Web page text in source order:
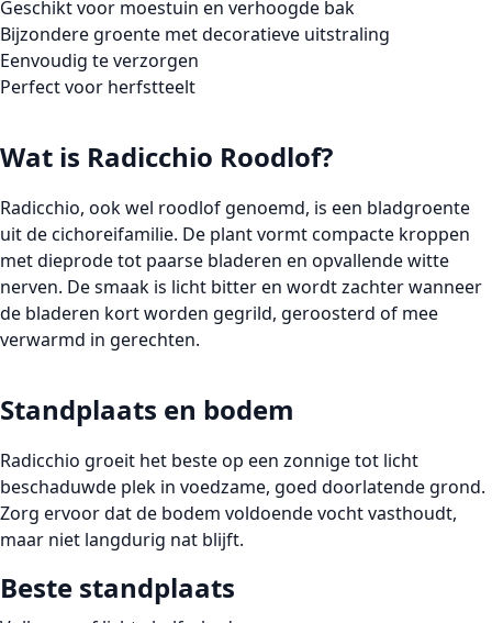
Geschikt voor moestuin en verhoogde bak
Bijzondere groente met decoratieve uitstraling
Eenvoudig te verzorgen
Perfect voor herfstteelt
Wat is Radicchio Roodlof?
Radicchio, ook wel roodlof genoemd, is een bladgroente
uit de cichoreifamilie. De plant vormt compacte kroppen
met dieprode tot paarse bladeren en opvallende witte
nerven. De smaak is licht bitter en wordt zachter wanneer
de bladeren kort worden gegrild, geroosterd of mee
verwarmd in gerechten.
Standplaats en bodem
Radicchio groeit het beste op een zonnige tot licht
beschaduwde plek in voedzame, goed doorlatende grond.
Zorg ervoor dat de bodem voldoende vocht vasthoudt,
maar niet langdurig nat blijft.
Beste standplaats